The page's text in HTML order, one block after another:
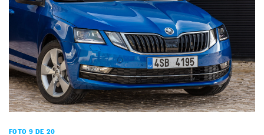
FOTO 9 DE 20